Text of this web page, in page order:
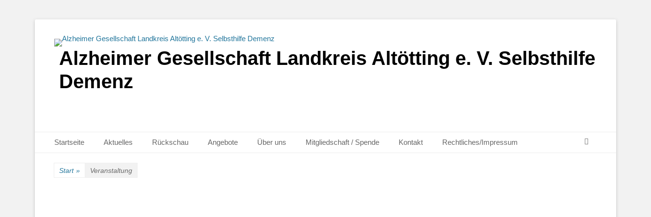
Alzheimer Gesellschaft Landkreis Altötting e. V. Selbsthilfe
Demenz
Primäres Menü
Inhalt
Startseite Aktuelles Rückschau Angebote Über uns Mitgliedschaft / Spende Kontakt Rechtliches/Impressum
Start » Veranstaltung